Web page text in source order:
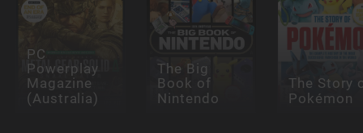
PC
Powerplay
Magazine
(Australia)
The Big
Book of
Nintendo
The Story
Pokémon